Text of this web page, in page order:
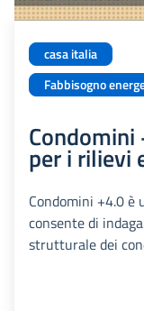
casa italia
Fabbisogno
Condomini
per i rilievi
Condomini +4.0 è
consente di
strutturale dei